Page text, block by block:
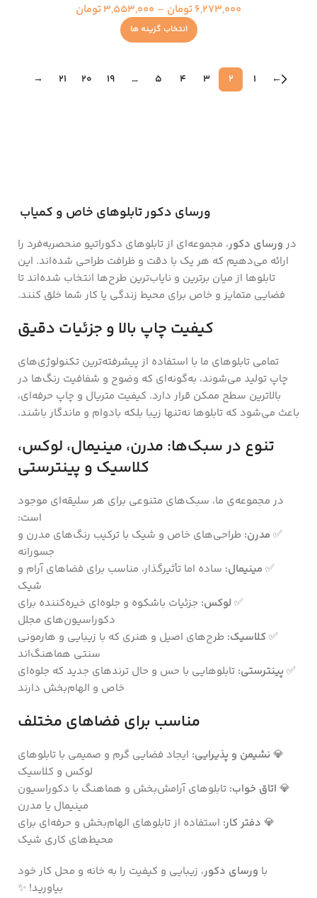
6,273,000تومان –
3,553,000تومان
انتخاب گزینه ها
←
1
2
3
4
5
…
19
20
21
→
ورسای دکور تابلوهای خاص و کمیاب
در ورسای دکور، مجموعه‌ای از تابلوهای دکوراتیو منحصر‌به‌فرد را
ارائه می‌دهیم که هر یک با دقت و ظرافت طراحی شده‌اند. این
تابلوها از میان برترین و نایاب‌ترین طرح‌ها انتخاب شده‌اند تا
فضایی متمایز و خاص برای محیط زندگی یا کار شما خلق کنند.
کیفیت چاپ بالا و جزئیات دقیق
تمامی تابلوهای ما با استفاده از پیشرفته‌ترین تکنولوژی‌های
چاپ تولید می‌شوند، به‌گونه‌ای که وضوح و شفافیت رنگ‌ها در
بالاترین سطح ممکن قرار دارد. کیفیت متریال و چاپ حرفه‌ای،
باعث می‌شود که تابلوها نه‌تنها زیبا بلکه بادوام و ماندگار باشند.
تنوع در سبک‌ها: مدرن، مینیمال، لوکس،
کلاسیک و پینترستی
در مجموعه‌ی ما، سبک‌های متنوعی برای هر سلیقه‌ای موجود
است:
✅ مدرن: طراحی‌های خاص و شیک با ترکیب رنگ‌های مدرن و
جسورانه
✅ مینیمال: ساده اما تأثیرگذار، مناسب برای فضاهای آرام و
شیک
✅ لوکس: جزئیات باشکوه و جلوه‌ای خیره‌کننده برای
دکوراسیون‌های مجلل
✅ کلاسیک: طرح‌های اصیل و هنری که با زیبایی و هارمونی
سنتی هماهنگ‌اند
✅ پینترستی: تابلوهایی با حس و حال ترندهای جدید که جلوه‌ای
خاص و الهام‌بخش دارند
مناسب برای فضاهای مختلف
💎 نشیمن و پذیرایی: ایجاد فضایی گرم و صمیمی با تابلوهای
لوکس و کلاسیک
💎 اتاق خواب: تابلوهای آرامش‌بخش و هماهنگ با دکوراسیون
مینیمال یا مدرن
💎 دفتر کار: استفاده از تابلوهای الهام‌بخش و حرفه‌ای برای
محیط‌های کاری شیک
با ورسای دکور، زیبایی و کیفیت را به خانه و محل کار خود
بیاورید! ✨